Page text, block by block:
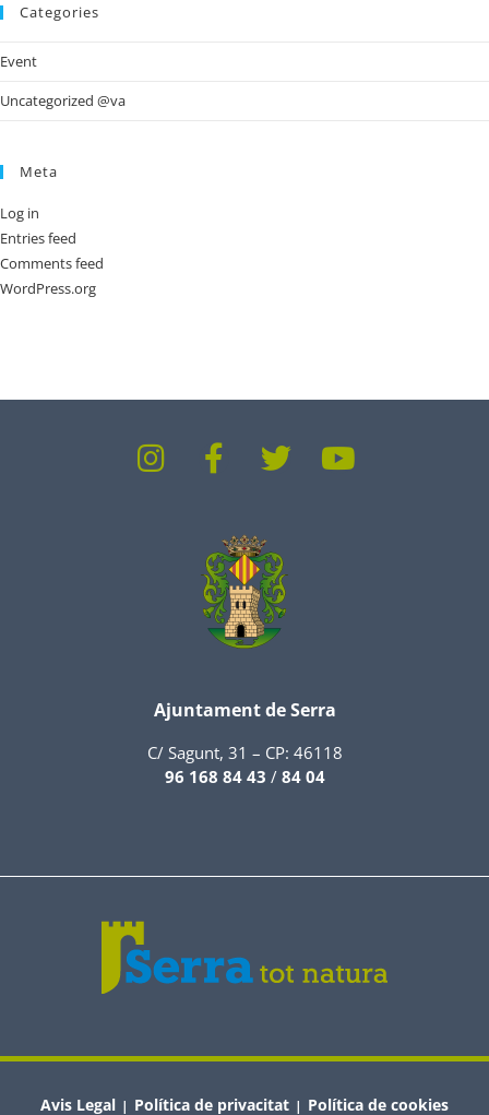
Categories
Event
Uncategorized @va
Meta
Log in
Entries feed
Comments feed
WordPress.org
Ajuntament de Serra
C/ Sagunt, 31 – CP: 46118
96 168 84 43 / 84 04
Avis Legal | Política de privacitat | Política de cookies